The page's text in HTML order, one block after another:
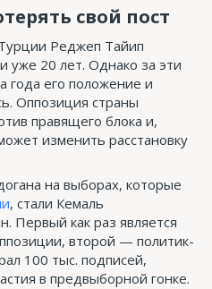
свой пост
Реджеп Тайип
уже 20 лет. Однако за эти
года его положение и
Оппозиция страны
правящего блока и,
изменить расстановку
на выборах, которые
, стали Кемаль
Первый как раз является
второй — политик-
100 тыс. подписей,
в предвыборной гонке.